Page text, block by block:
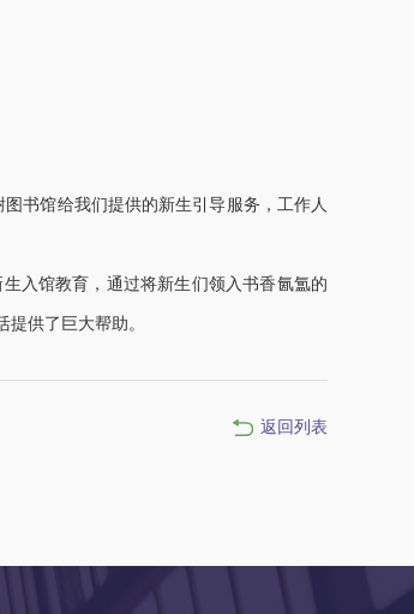
书馆给我们提供的新生引导服务，工作人
入馆教育，通过将新生们领入书香氤氲的
供了巨大帮助。
返回列表